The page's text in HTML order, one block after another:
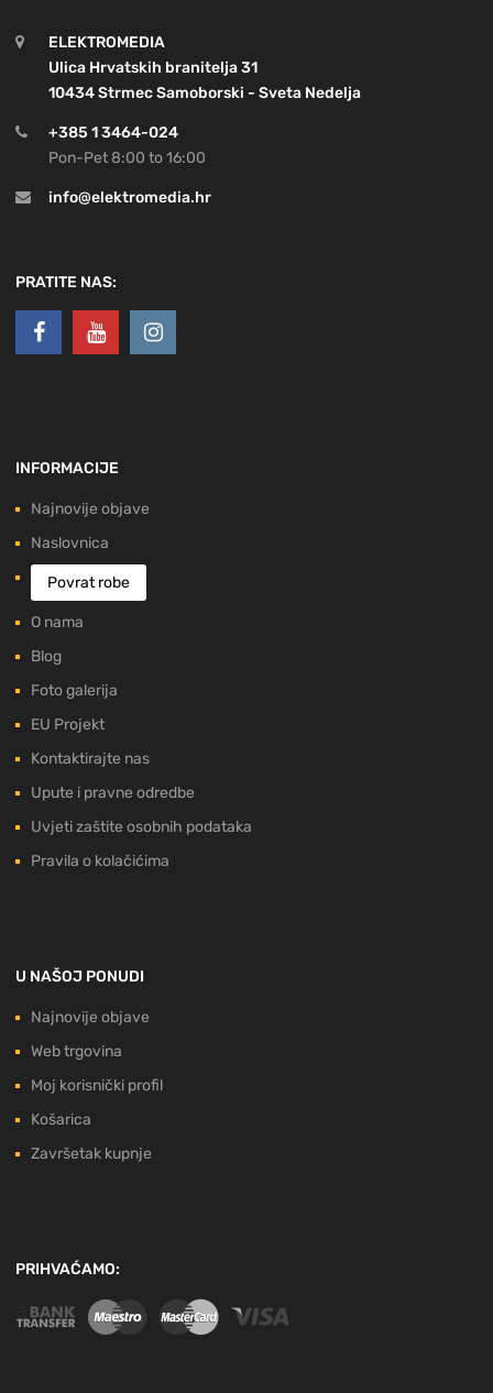
ELEKTROMEDIA
Ulica Hrvatskih branitelja 31
10434 Strmec Samoborski - Sveta Nedelja
+385 1 3464-024
Pon-Pet 8:00 to 16:00
info@elektromedia.hr
PRATITE NAS:
INFORMACIJE
Najnovije objave
Naslovnica
Povrat robe
O nama
Blog
Foto galerija
EU Projekt
Kontaktirajte nas
Upute i pravne odredbe
Uvjeti zaštite osobnih podataka
Pravila o kolačićima
U NAŠOJ PONUDI
Najnovije objave
Web trgovina
Moj korisnički profil
Košarica
Završetak kupnje
PRIHVAĆAMO: